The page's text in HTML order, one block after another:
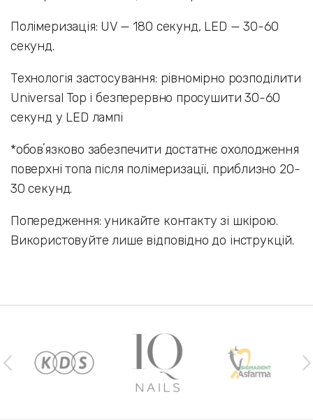
Полімеризація: UV — 180 секунд, LED — 30-60
секунд.
Технологія застосування: рівномірно розподілити
Universal Top і безперервно просушити 30-60
секунд у LED лампі
*обовʼязково забезпечити достатнє охолодження
поверхні топа після полімеризації, приблизно 20-
30 секунд.
Попередження: уникайте контакту зі шкірою.
Використовуйте лише відповідно до інструкцій.